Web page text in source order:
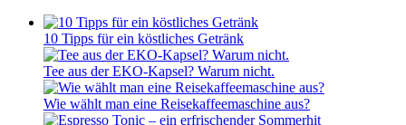
10 Tipps für ein köstliches Getränk
Tee aus der EKO-Kapsel? Warum nicht.
Wie wählt man eine Reisekaffeemaschine aus?